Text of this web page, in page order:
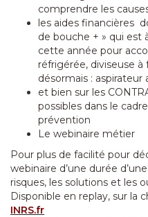
comprendre les
les aides financières
de bouche + » qui est
cette année pour
réfrigérée, diviseuse
désormais : aspirateur
et bien sur les
possibles dans le
prévention
Le webinaire métier
Pour plus de facilité pour
webinaire d’une durée
risques, les solutions et les
Disponible en replay, sur la
INRS.fr